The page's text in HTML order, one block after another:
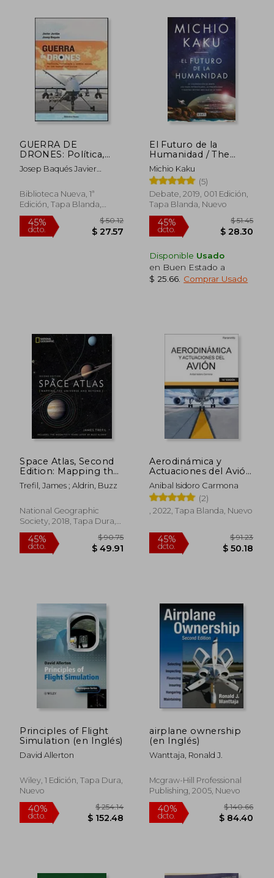
40%
dcto. $ 43.55
45%
dcto.
GUERRA DE
DRONES: Política,
tecnología y cambio
social en los nuevos
Josep Baqués Javier
Biblioteca Nueva, 1ª
Edición, Tapa Blanda,
Nuevo
45%
dcto. $ 27.57
El Futuro de la
Humanidad / The
Future of Humanity
Michio Kaku
(5)
Debate, 2019, 001 Edición,
Tapa Blanda, Nuevo
45%
Disponible Usado
en Buen Estado a
$ 25.66 Comprar Usado
Space Atlas, Second
Edition: Mapping the
Universe and Beyond
(en Inglés)
Trefil, James ; Aldrin, Buzz
National Geographic
Society, 2018, Tapa Dura,
Nuevo
dcto. $ 49.91
Aerodinámica y
Actuaciones del Avión
14. ª Edición 2022
Anibal Isidoro Carmona
(2)
, 2022, Tapa Blanda, Nuevo
45%
dcto.
Principles of Flight
Simulation (en Inglés)
David Allerton
Wiley, 1 Edición, Tapa Dura,
Nuevo
airplane ownership
(en Inglés)
Wanttaja, Ronald J.
Mcgraw-Hill Professional
Publishing, 2005, Nuevo